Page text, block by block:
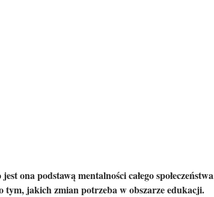
ona podstawą mentalności całego
tym, jakich zmian potrzeba w obszarze edukacji.